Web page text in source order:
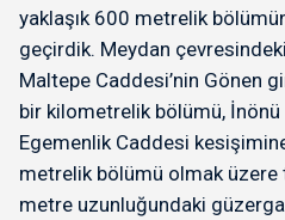
yaklaşık 600 metrelik
geçirdik. Meydan
Maltepe Caddesi’nin Gönen
bir kilometrelik bölümü, İnönü
Egemenlik Caddesi
metrelik bölümü olmak üzere
metre uzunluğundaki